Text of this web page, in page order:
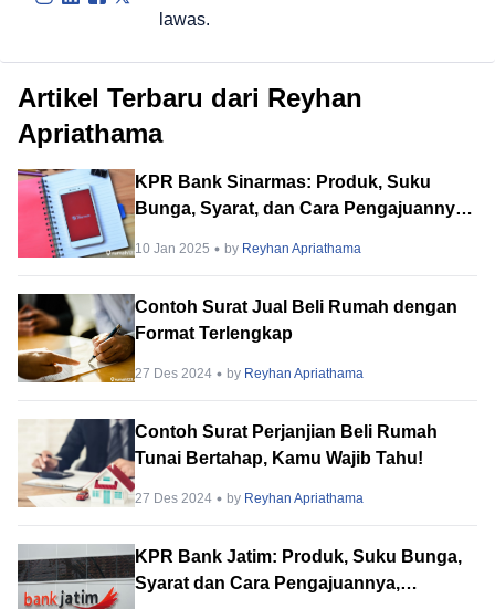
lawas.
Artikel Terbaru dari Reyhan
Apriathama
KPR Bank Sinarmas: Produk, Suku
Bunga, Syarat, dan Cara Pengajuannya.
10 Jan 2025 by Reyhan Apriathama
Contoh Surat Jual Beli Rumah dengan
Format Terlengkap
27 Des 2024 by Reyhan Apriathama
Contoh Surat Perjanjian Beli Rumah
Tunai Bertahap, Kamu Wajib Tahu!
27 Des 2024 by Reyhan Apriathama
KPR Bank Jatim: Produk, Suku Bunga,
Syarat dan Cara Pengajuannya,